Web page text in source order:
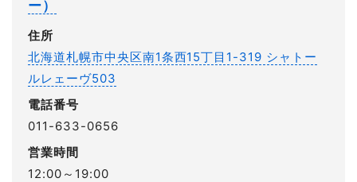
ー）
住所
北海道札幌市中央区南1条西15丁目1-319 シャトー
ルレェーヴ503
電話番号
011-633-0656
営業時間
12:00～19:00